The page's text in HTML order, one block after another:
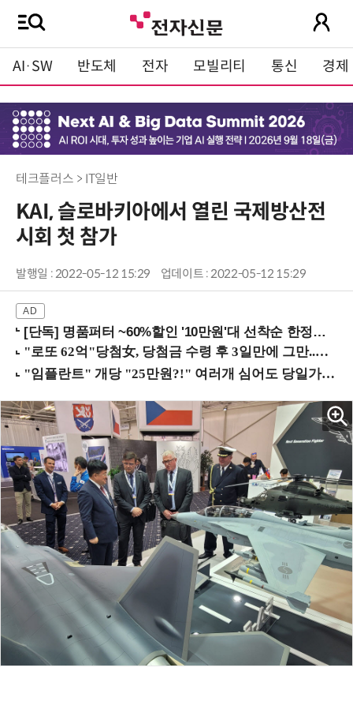
AI·SW 반도체 전자 모빌리티 통신 경제
테크플러스 > IT일반
KAI, 슬로바키아에서 열린 국제방산전
시회 첫 참가
발행일 : 2022-05-12 15:29 업데이트 : 2022-05-12 15:29
[단독] 명품퍼터 ~60%할인 '10만원'대 선착순 한정판매!